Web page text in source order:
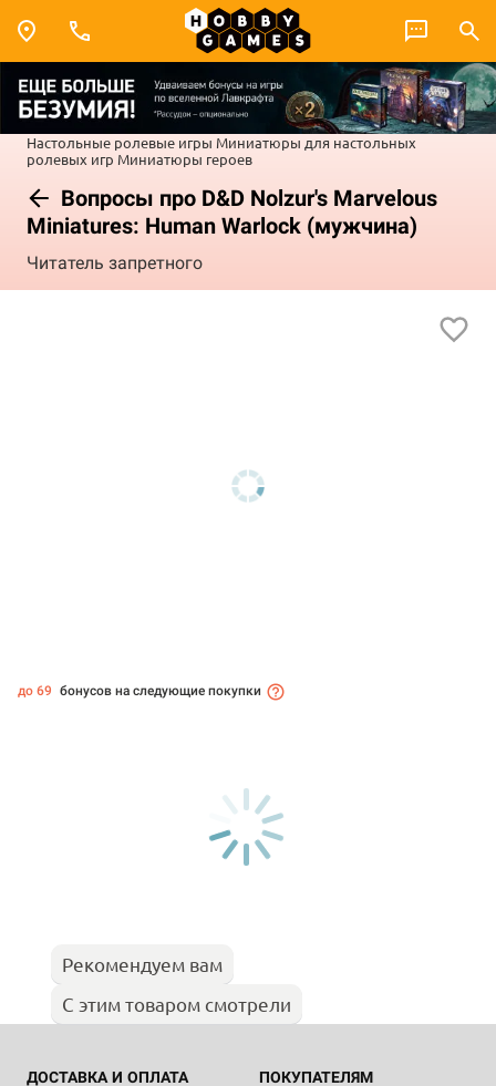
Настольные ролевые игры Миниатюры для настольных
ролевых игр Миниатюры героев
Вопросы про D&D Nolzur's Marvelous
Miniatures: Human Warlock (мужчина)
Читатель запретного
до 69 бонусов на следующие покупки
Рекомендуем вам
С этим товаром смотрели
ДОСТАВКА И ОПЛАТА ПОКУПАТЕЛЯМ